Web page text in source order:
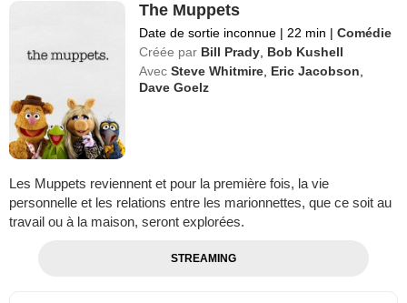
The Muppets
Date de sortie inconnue | 22 min | Comédie
Créée par Bill Prady Bob Kushell
Avec Steve Whitmire Eric Jacobson
Dave Goelz
Les Muppets reviennent et pour la première fois, la vie
personnelle et les relations entre les marionnettes, que ce soit au
travail ou à la maison, seront explorées.
STREAMING